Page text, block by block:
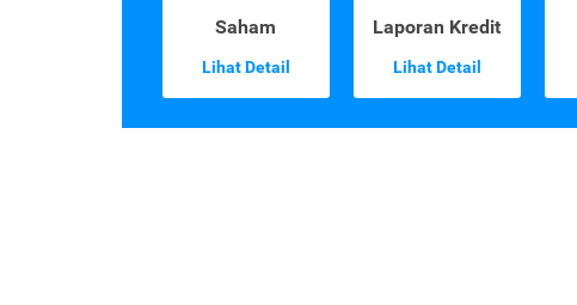
Saham
Lihat Detail
Laporan Kredit
Lihat Detail